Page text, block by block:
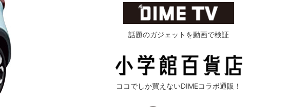
話題のガジェットを動画で検証
ココでしか買えないDIMEコラボ通販！